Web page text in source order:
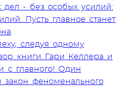
- без особых усилий:
Пусть главное станет
следуя одному
книги Гари Келлера и
с главного! Один
закон феноменального